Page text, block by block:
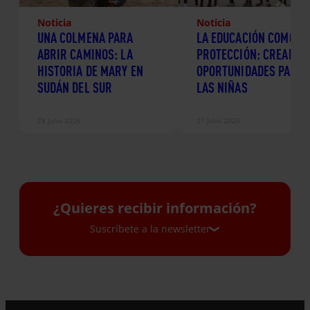
Noticia
UNA COLMENA PARA
ABRIR CAMINOS: LA
HISTORIA DE MARY EN
SUDÁN DEL SUR
Noticia
LA EDUCACIÓN COMO
PROTECCIÓN: CREANDO
OPORTUNIDADES PARA
LAS NIÑAS
¿Quieres recibir información?
Suscríbete a la newsletter